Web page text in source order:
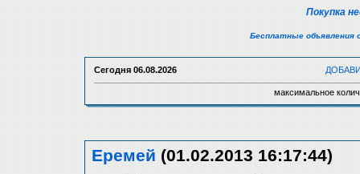
Покупка
Бесплатные объявления
Сегодня 06.08.2026
максимальное
Еремей (01.02.2013 16:17:44)